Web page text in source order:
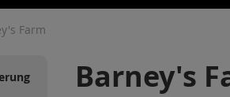
Farm
Barney's